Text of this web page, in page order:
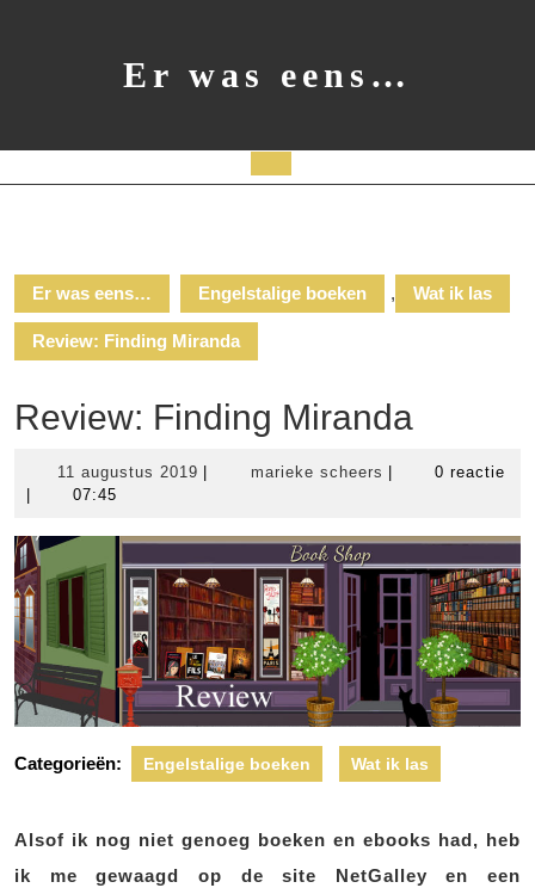
Er was eens…
Er was eens… Engelstalige boeken , Wat ik las
Review: Finding Miranda
Review: Finding Miranda
11 augustus 2019 11
marieke scheers marieke0 reactie
07:45
Categorieën: Engelstalige boeken Wat ik las
Alsof ik nog niet genoeg boeken en ebooks had, heb
ik me gewaagd op de site NetGalley en een